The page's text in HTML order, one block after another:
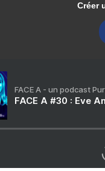
Créer
FACE A - un podcast
FACE A #30 : Eve